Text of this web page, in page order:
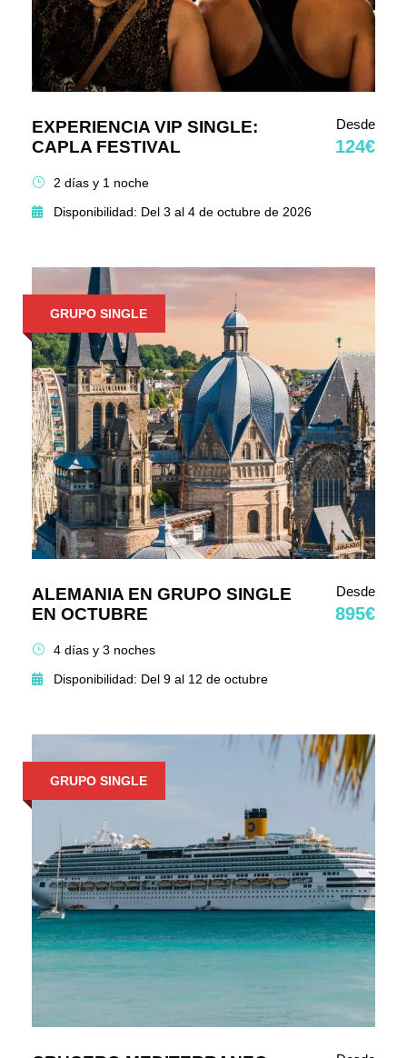
EXPERIENCIA VIP SINGLE:
CAPLA FESTIVAL
Desde
124€
2 días y 1 noche
Disponibilidad: Del 3 al 4 de octubre de 2026
GRUPO SINGLE
ALEMANIA EN GRUPO SINGLE
EN OCTUBRE
Desde
895€
4 días y 3 noches
Disponibilidad: Del 9 al 12 de octubre
GRUPO SINGLE